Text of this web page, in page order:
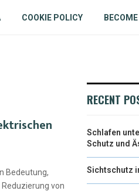
COOKIE POLICY
Bedeutung,
von
RECENT
Schlafen
Schutz und
Sichtschutz